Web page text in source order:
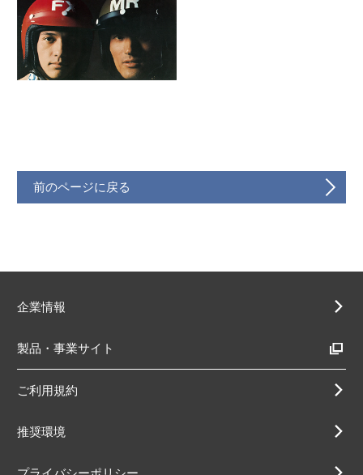
前のページに戻る
企業情報
製品・事業サイト
ご利用規約
推奨環境